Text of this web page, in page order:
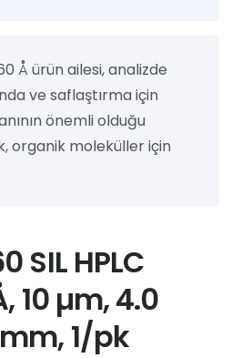
Å ürün ailesi, analizde
ve saflaştırma için
önemli olduğu
organik moleküller için
SIL HPLC
10 µm, 4.0
1/pk